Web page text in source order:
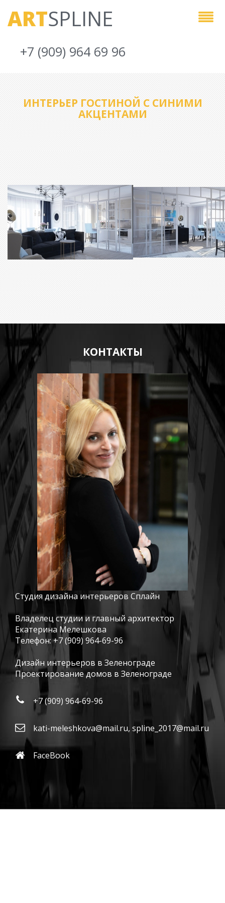
ARTSPLINE
+7 (909) 964 69 96
ИНТЕРЬЕР ГОСТИНОЙ С СИНИМИ
АКЦЕНТАМИ
КОНТАКТЫ
Студия дизайна интерьеров Сплайн
Владелец студии и главный архитектор
Екатерина Мелешкова
Телефон:+7 (909) 964-69-96
Дизайн интерьеров в Зеленограде
Проектирование домов в Зеленограде
+7 (909) 964-69-96
kati-meleshkova@mail.ru, spline_2017@mail.ru
FaceBook